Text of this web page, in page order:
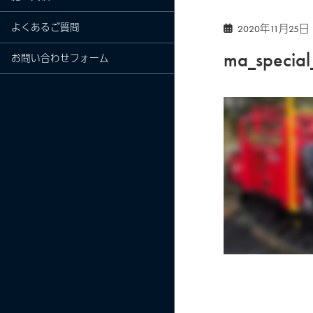
よくあるご質問
お問い合わせフォーム
2020年11月25日